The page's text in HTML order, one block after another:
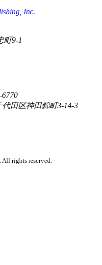
Inc.
町9-1
6770
代田区神田錦町3-14-3
rights reserved.